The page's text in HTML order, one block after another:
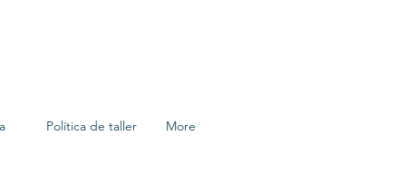
Política de taller More